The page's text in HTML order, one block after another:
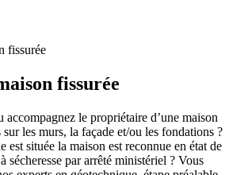
fissurée
fissurée
accompagnez le propriétaire d’une maison
sur les murs, la façade et/ou les fondations ?
est située la maison est reconnue en état de
sécheresse par arrêté ministériel ? Vous